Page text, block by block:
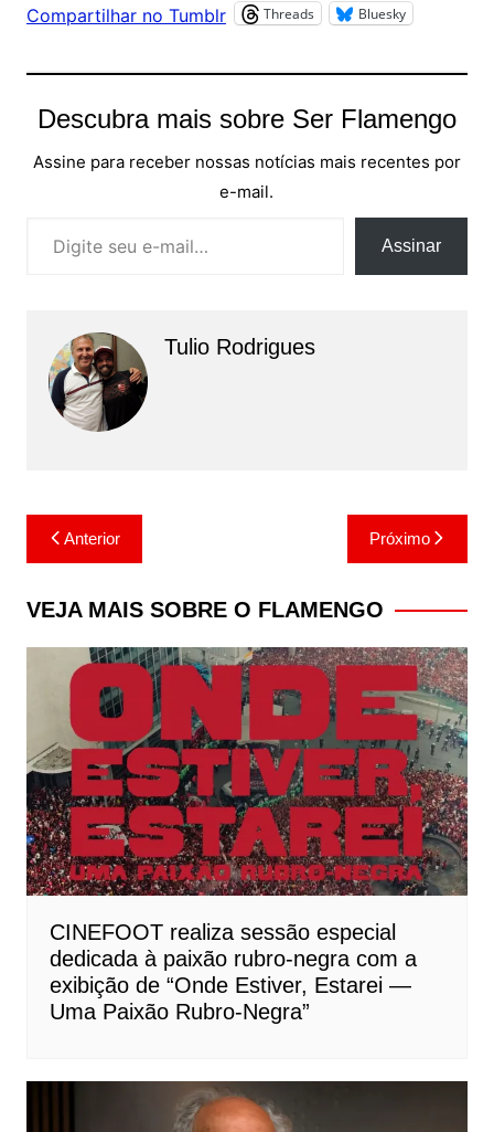
Compartilhar no Tumblr Threads Bluesky
Descubra mais sobre Ser Flamengo
Assine para receber nossas notícias mais recentes por
e-mail.
Assinar
Tulio Rodrigues
Navegação
de
Post
Anterior Próximo
VEJA MAIS SOBRE O FLAMENGO
CINEFOOT realiza sessão especial
dedicada à paixão rubro-negra com a
exibição de “Onde Estiver, Estarei —
Uma Paixão Rubro-Negra”